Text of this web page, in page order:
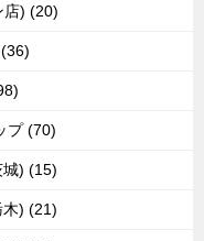
店) (20)
プ (70)
城) (15)
木) (21)